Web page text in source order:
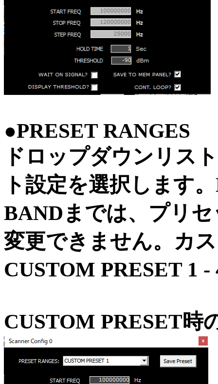
●PRESET RANGES
ドロップダウンリス
ト設定を選択します
BANDまでは、プリ
変更できません。カ
CUSTOM PRESET 1
CUSTOM PRESET時